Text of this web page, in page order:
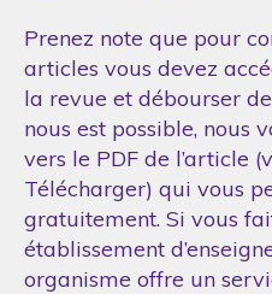
Prenez note que pour
articles vous devez
la revue et débourser
nous est possible, nous
vers le PDF de l’article
Télécharger) qui vous
gratuitement. Si vous
établissement
organisme offre un